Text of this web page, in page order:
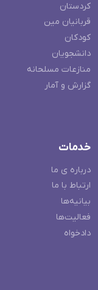
کردستان
قربانیان مین
کودکان
دانشجویان
منازعات مسلحانه
گزارش و آمار
خدمات
درباره ی ما
ارتباط با ما
بیانیه‌ها
فعالیت‌ها
دادخواه